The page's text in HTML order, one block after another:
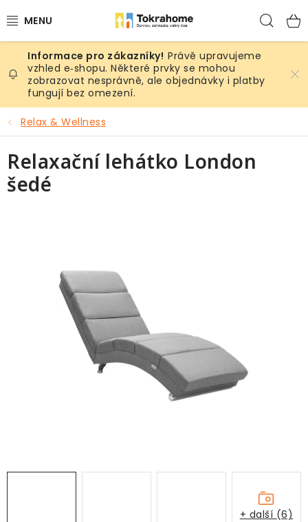
na
Výrobky
Místnosti
Venkovní prostory
Sezóna & Volný čas
Pro mazlíky
Testovací laboratoř
Právě upravujeme
vzhled e‑shopu. Některé prvky se mohou
zobrazovat nesprávně, ale objednávky i platby
fungují bez omezení.
Relax & Wellness
Relaxační lehátko London
šedé
+ další (6)